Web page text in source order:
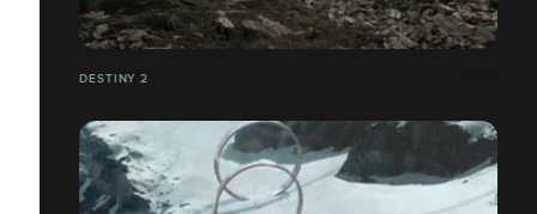
DESTINY 2